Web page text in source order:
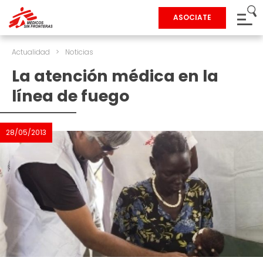
ASOCIATE
Actualidad > Noticias
La atención médica en la
línea de fuego
28/05/2013